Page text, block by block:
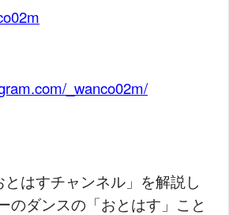
_wanco02m/
はすチャンネル」を解説し
のダンスの「おとはす」こと